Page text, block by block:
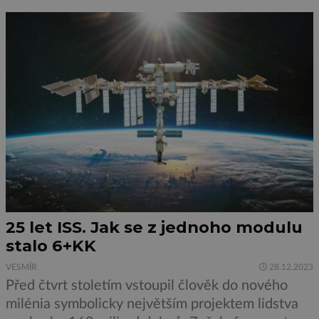
z prstu. Pomocí pravidelně kontrolovaného
přístroje mohou znát výsledek vyšetření do
25 let ISS. Jak se z jednoho modulu
stalo 6+KK
VESMÍR 28.12.2023
Před čtvrt stoletím vstoupil člověk do nového
milénia symbolicky největším projektem lidstva